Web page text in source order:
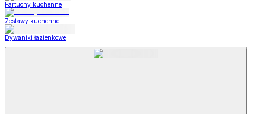
Fartuchy kuchenne
Zestawy kuchenne
Dywaniki łazienkowe